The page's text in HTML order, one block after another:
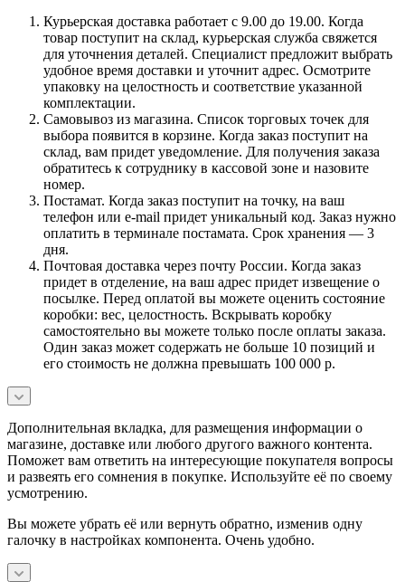
Курьерская доставка работает с 9.00 до 19.00. Когда
товар поступит на склад, курьерская служба свяжется
для уточнения деталей. Специалист предложит выбрать
удобное время доставки и уточнит адрес. Осмотрите
упаковку на целостность и соответствие указанной
комплектации.
Самовывоз из магазина. Список торговых точек для
выбора появится в корзине. Когда заказ поступит на
склад, вам придет уведомление. Для получения заказа
обратитесь к сотруднику в кассовой зоне и назовите
номер.
Постамат. Когда заказ поступит на точку, на ваш
телефон или e-mail придет уникальный код. Заказ нужно
оплатить в терминале постамата. Срок хранения — 3
дня.
Почтовая доставка через почту России. Когда заказ
придет в отделение, на ваш адрес придет извещение о
посылке. Перед оплатой вы можете оценить состояние
коробки: вес, целостность. Вскрывать коробку
самостоятельно вы можете только после оплаты заказа.
Один заказ может содержать не больше 10 позиций и
его стоимость не должна превышать 100 000 р.
Дополнительная вкладка, для размещения информации о
магазине, доставке или любого другого важного контента.
Поможет вам ответить на интересующие покупателя вопросы
и развеять его сомнения в покупке. Используйте её по своему
усмотрению.
Вы можете убрать её или вернуть обратно, изменив одну
галочку в настройках компонента. Очень удобно.